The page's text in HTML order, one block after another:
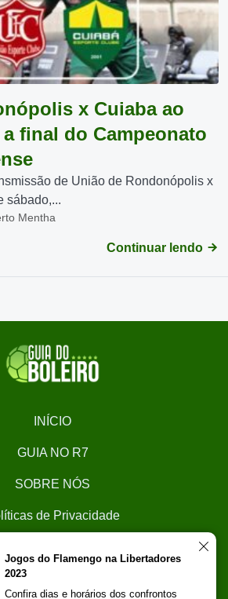
x Cuiaba ao
final do Campeonato
de União de Rondonópolis x
sábado,...
Mentha
Continuar lendo
INÍCIO
GUIA NO R7
SOBRE NÓS
de Privacidade
Trabalhe Conosco
Jogos do Flamengo na Libertadores
2023
Confira dias e horários dos confrontos